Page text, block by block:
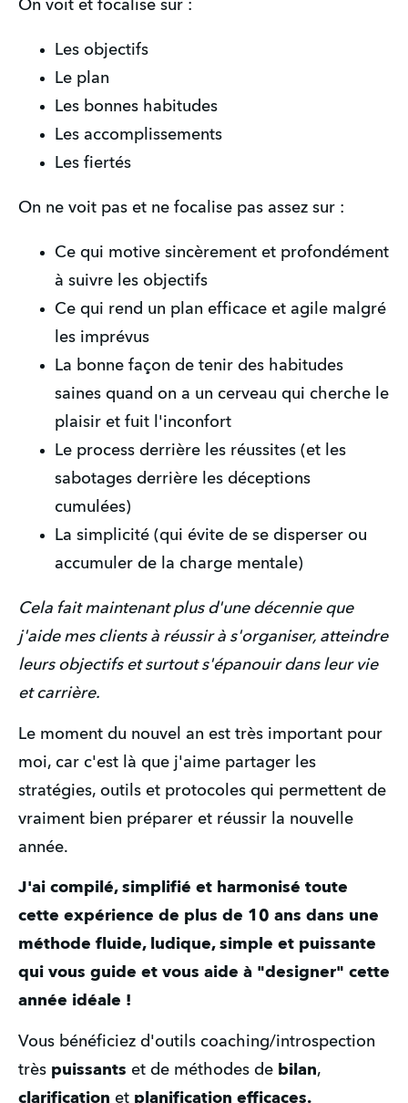
On voit et focalise sur :
Les objectifs
Le plan
Les bonnes habitudes
Les accomplissements
Les fiertés
On ne voit pas et ne focalise pas assez sur :
Ce qui motive sincèrement et profondément
à suivre les objectifs
Ce qui rend un plan efficace et agile malgré
les imprévus
La bonne façon de tenir des habitudes
saines quand on a un cerveau qui cherche le
plaisir et fuit l'inconfort
Le process derrière les réussites (et les
sabotages derrière les déceptions
cumulées)
La simplicité (qui évite de se disperser ou
accumuler de la charge mentale)
Cela fait maintenant plus d'une décennie que
j'aide mes clients à réussir à s'organiser, atteindre
leurs objectifs et surtout s'épanouir dans leur vie
et carrière.
Le moment du nouvel an est très important pour
moi, car c'est là que j'aime partager les
stratégies, outils et protocoles qui permettent de
vraiment bien préparer et réussir la nouvelle
année.
J'ai compilé, simplifié et harmonisé toute
cette expérience de plus de 10 ans dans une
méthode fluide, ludique, simple et puissante
qui vous guide et vous aide à "designer" cette
année idéale !
Vous bénéficiez d'outils coaching/introspection
très puissants et de méthodes de bilan
clarification et planification efficaces.